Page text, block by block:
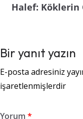
Halef: Köklerin
Bir yanıt yazın
E-posta adresiniz
işaretlenmişlerdir
Yorum *